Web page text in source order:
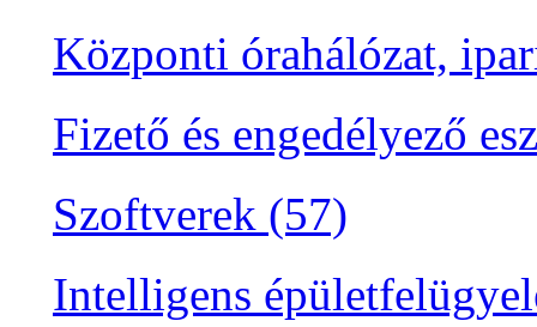
Központi órahálózat,
Fizető és engedélyező
Szoftverek (57)
Intelligens